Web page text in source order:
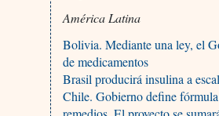
América Latina
Bolivia. Mediante una ley, el
de medicamentos
Brasil producirá insulina a
Chile. Gobierno define